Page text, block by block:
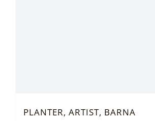
PLANTER, ARTIST, BARNA